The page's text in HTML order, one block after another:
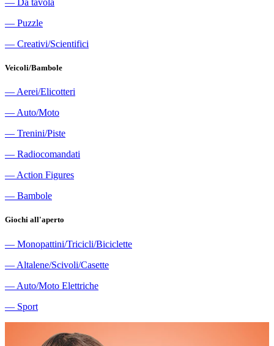
― Puzzle
― Creativi/Scientifici
Veicoli/Bambole
― Aerei/Elicotteri
― Auto/Moto
― Trenini/Piste
― Radiocomandati
― Action Figures
― Bambole
Giochi all'aperto
― Monopattini/Tricicli/Biciclette
― Altalene/Scivoli/Casette
― Auto/Moto Elettriche
― Sport